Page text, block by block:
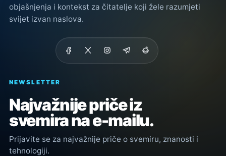
objašnjenja i kontekst za čitatelje koji žele razumjeti
svijet izvan naslova.
NEWSLETTER
Najvažnije priče iz
svemira na e-mailu.
Prijavite se za najvažnije priče o svemiru, znanosti i
tehnologiji.